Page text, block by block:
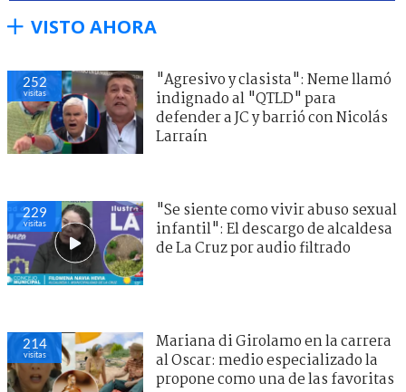
VISTO AHORA
252
visitas
"Agresivo y clasista": Neme llamó
indignado al "QTLD" para
defender a JC y barrió con Nicolás
Larraín
229
visitas
"Se siente como vivir abuso sexual
infantil": El descargo de alcaldesa
de La Cruz por audio filtrado
214
visitas
Mariana di Girolamo en la carrera
al Oscar: medio especializado la
propone como una de las favoritas